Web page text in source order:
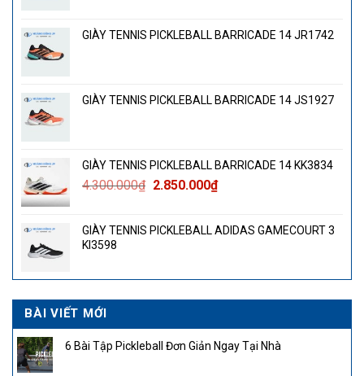
GIÀY TENNIS PICKLEBALL BARRICADE 14 JR1742
GIÀY TENNIS PICKLEBALL BARRICADE 14 JS1927
GIÀY TENNIS PICKLEBALL BARRICADE 14 KK3834
4.300.000₫ Giá
4.300.000₫.
2.850.000₫Giá
là:
GIÀY TENNIS PICKLEBALL ADIDAS GAMECOURT 3
KI3598
BÀI VIẾT MỚI
6 Bài Tập Pickleball Đơn Giản Ngay Tại Nhà